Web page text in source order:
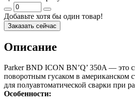
Добавьте хотя бы один товар!
Заказать сейчас
Описание
Parker BND ICON BN’Q’ 350A — это
поворотным гусаком в американском
для полуавтоматической сварки при
Особенности: